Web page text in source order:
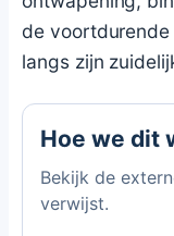
de
langs zijn
Hoe we dit
Bekijk de
verwijst.